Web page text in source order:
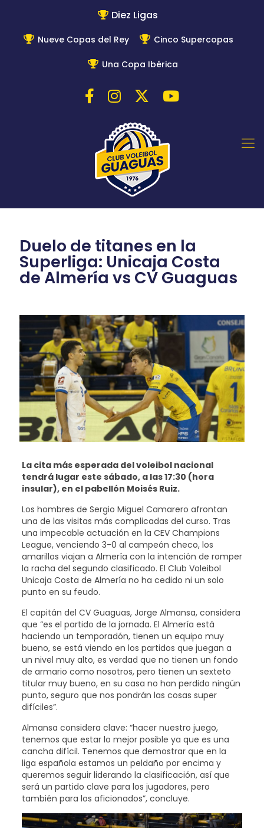
Diez Ligas
Nueve Copas del Rey Cinco Supercopas
Una Copa Ibérica
Duelo de titanes en la
Superliga: Unicaja Costa
de Almería vs CV Guaguas
La cita más esperada del voleibol nacional
tendrá lugar este sábado, a las 17:30 (hora
insular), en el pabellón Moisés Ruiz.
Los hombres de Sergio Miguel Camarero afrontan
una de las visitas más complicadas del curso. Tras
una impecable actuación en la CEV Champions
League, venciendo 3-0 al campeón checo, los
amarillos viajan a Almería con la intención de romper
la racha del segundo clasificado. El Club Voleibol
Unicaja Costa de Almería no ha cedido ni un solo
punto en su feudo.
El capitán del CV Guaguas, Jorge Almansa, considera
que “es el partido de la jornada. El Almería está
haciendo un temporadón, tienen un equipo muy
bueno, se está viendo en los partidos que juegan a
un nivel muy alto, es verdad que no tienen un fondo
de armario como nosotros, pero tienen un sexteto
titular muy bueno, en su casa no han perdido ningún
punto, seguro que nos pondrán las cosas super
difíciles”.
Almansa considera clave: “hacer nuestro juego,
tenemos que estar lo mejor posible ya que es una
cancha difícil. Tenemos que demostrar que en la
liga española estamos un peldaño por encima y
queremos seguir liderando la clasificación, así que
será un partido clave para los jugadores, pero
también para los aficionados”, concluye.